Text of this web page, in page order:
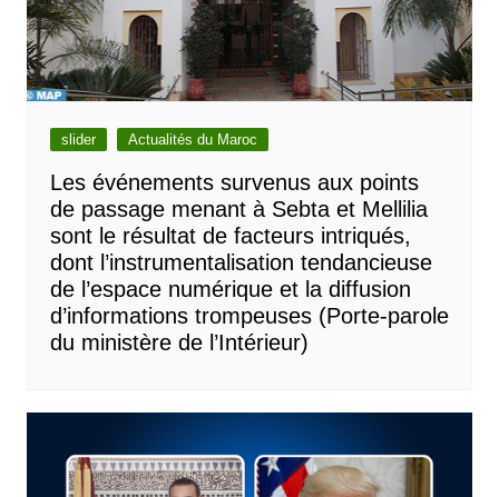
slider Actualités du Maroc
Les événements survenus aux points
de passage menant à Sebta et Mellilia
sont le résultat de facteurs intriqués,
dont l’instrumentalisation tendancieuse
de l’espace numérique et la diffusion
d’informations trompeuses (Porte-parole
du ministère de l’Intérieur)